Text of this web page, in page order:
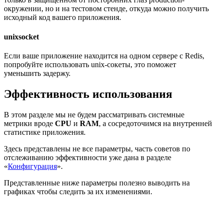
окружении, но и на тестовом стенде, откуда можно получить
исходный код вашего приложения.
unixsocket
Если ваше приложение находится на одном сервере с Redis,
попробуйте использовать unix-сокеты, это поможет
уменьшить задержу.
Эффективность использования
В этом разделе мы не будем рассматривать системные
метрики вроде CPU и RAM, а сосредоточимся на внутренней
статистике приложения.
Здесь представлены не все параметры, часть советов по
отслеживанию эффективности уже дана в разделе
«Конфигурация».
Представленные ниже параметры полезно выводить на
графиках чтобы следить за их изменениями.